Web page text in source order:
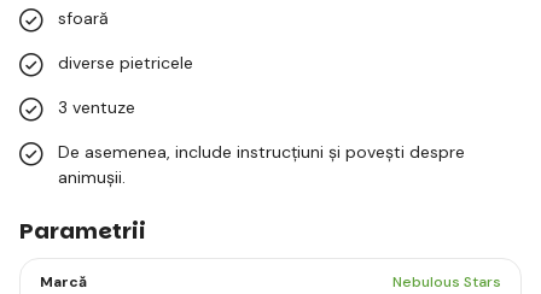
sfoară
diverse pietricele
3 ventuze
De asemenea, include instrucțiuni și povești despre
animușii.
Parametrii
Marcă Nebulous Stars